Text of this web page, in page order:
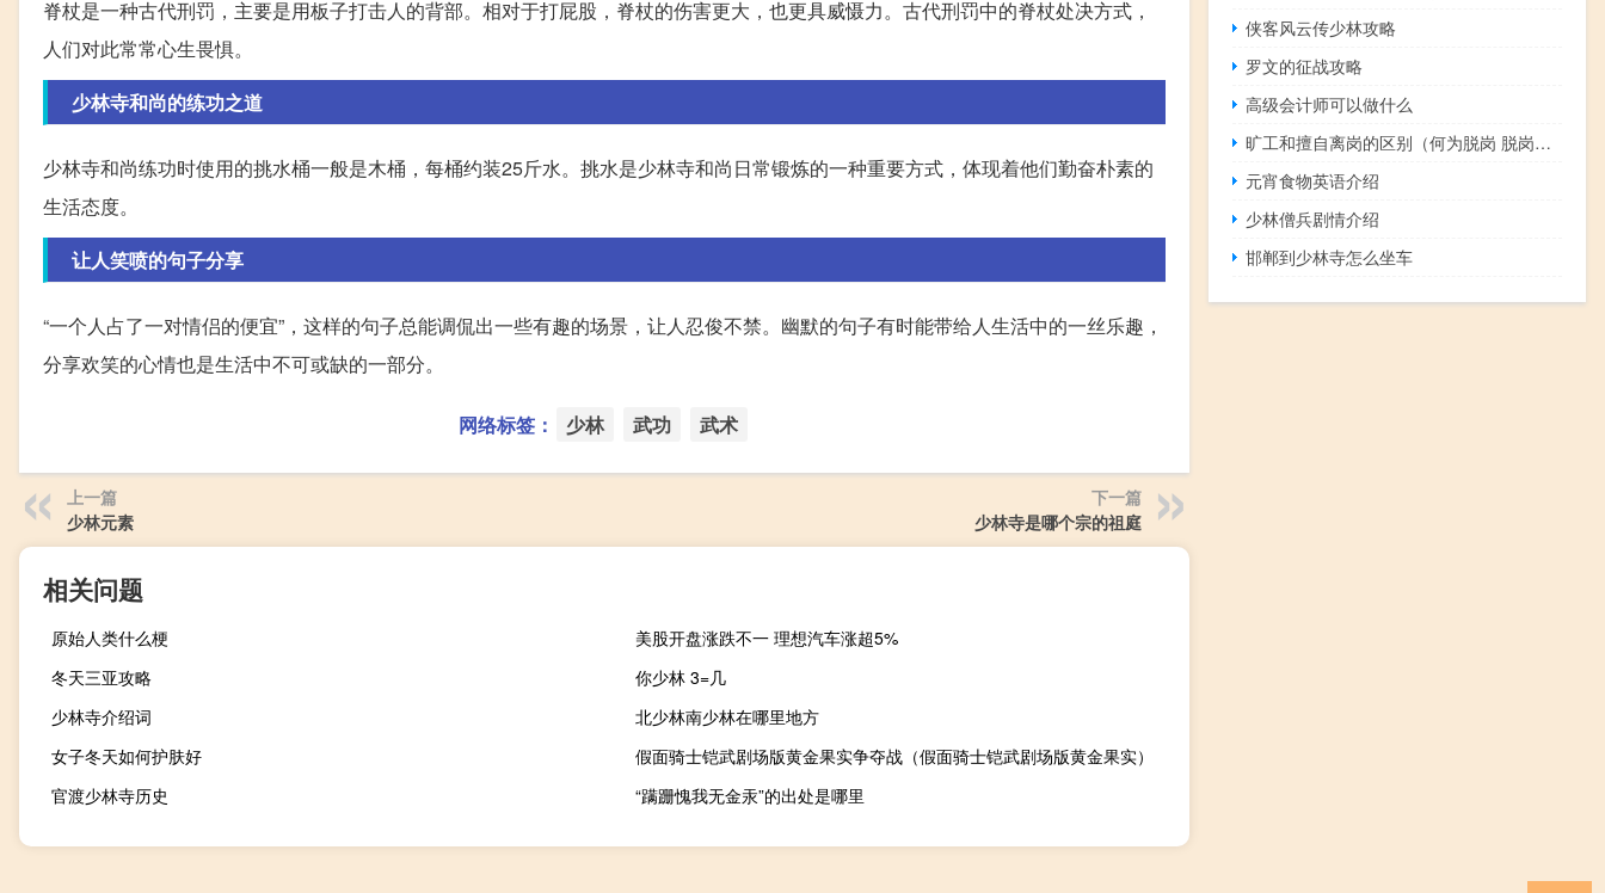
脊杖是一种古代刑罚，主要是用板子打击人的背部。相对于打屁股，脊杖的伤害更大，也更具威慑力。古代刑罚中的脊杖处决方式，
人们对此常常心生畏惧。
少林寺和尚的练功之道
少林寺和尚练功时使用的挑水桶一般是木桶，每桶约装25斤水。挑水是少林寺和尚日常锻炼的一种重要方式，体现着他们勤奋朴素的
生活态度。
让人笑喷的句子分享
“一个人占了一对情侣的便宜”，这样的句子总能调侃出一些有趣的场景，让人忍俊不禁。幽默的句子有时能带给人生活中的一丝乐趣，
分享欢笑的心情也是生活中不可或缺的一部分。
网络标签： 少林 武功 武术
上一篇
少林元素
下一篇
少林寺是哪个宗的祖庭
相关问题
原始人类什么梗
美股开盘涨跌不一 理想汽车涨超5%
冬天三亚攻略
你少林 3=几
少林寺介绍词
北少林南少林在哪里地方
女子冬天如何护肤好
假面骑士铠武剧场版黄金果实争夺战（假面骑士铠武剧场版黄金果实）
官渡少林寺历史
“蹒跚愧我无金汞”的出处是哪里
侠客风云传少林攻略
罗文的征战攻略
高级会计师可以做什么
旷工和擅自离岗的区别（何为脱岗 脱岗与旷工有什么区别呢）
元宵食物英语介绍
少林僧兵剧情介绍
邯郸到少林寺怎么坐车